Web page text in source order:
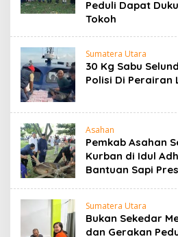
Peduli Dapat
Tokoh
Sumatera Utara
30 Kg Sabu
Polisi Di Perairan
Asahan
Pemkab Asahan
Kurban di Idul
Bantuan Sapi
Sumatera Utara
Bukan Sekedar
dan Gerakan